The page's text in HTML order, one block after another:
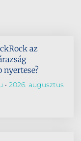
az
nyertese?
2026. augusztus